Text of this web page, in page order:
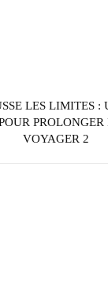
LES LIMITES
VOYAGER 2